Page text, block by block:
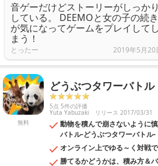
音ゲーだけどストーリーがしっかり
している。 DEEMOと女の子の続き
が気になってゲームをプレイしてし
まう！
とったー 2019年5月20
無料
どうぶつタワーバトル
5点 5件の評価
Yuta Yabuzaki リリース 2017/03/31
動物を積んで崩さないように
バトル-どうぶつタワーバトル-
オンライン上でゆる～く対戦で
勝てるかどうかは、積み方＆